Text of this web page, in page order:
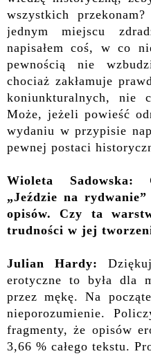
wszystkich
jednym miejscu
napisałem coś, w co
pewnością nie
chociaż zakłamuje
koniunkturalnych, nie
Może, jeżeli powieść
wydaniu w przypisie
pewnej postaci
Wioleta Sadowska:
„Jeździe na
opisów. Czy ta
trudności w jej
Julian Hardy:
erotyczne to była dla
przez mękę. Na
nieporozumienie.
fragmenty, że opisów
3,66 % całego tekstu.